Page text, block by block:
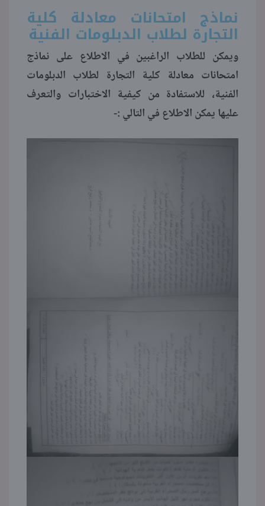
نماذج امتحانات معادلة كلية
التجارة لطلاب الدبلومات الفنية
ويمكن للطلاب الراغبين في الاطلاع على نماذج
امتحانات معادلة كلية التجارة لطلاب الدبلومات
الفنية، للاستفادة من كيفية الاختبارات والتعرف
عليها يمكن الاطلاع في التالي :-